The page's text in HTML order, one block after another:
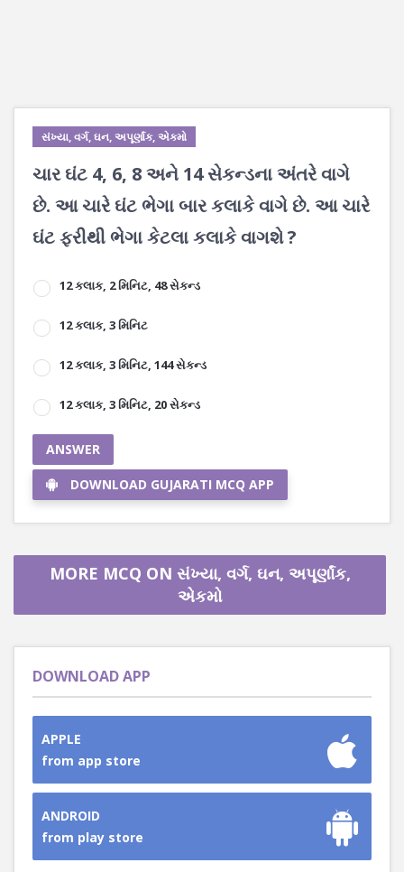
સંખ્યા, વર્ગ, ઘન, અપૂર્ણાંક, એકમો
ચાર ઘંટ 4, 6, 8 અને 14 સેકન્ડના અંતરે વાગે
છે. આ ચારે ઘંટ ભેગા બાર કલાકે વાગે છે. આ ચારે
ઘંટ ફરીથી ભેગા કેટલા કલાકે વાગશે ?
12 કલાક, 2 મિનિટ, 48 સેકન્ડ
12 કલાક, 3 મિનિટ
12 કલાક, 3 મિનિટ, 144 સેકન્ડ
12 કલાક, 3 મિનિટ, 20 સેકન્ડ
ANSWER
DOWNLOAD GUJARATI MCQ APP
MORE MCQ ON સંખ્યા, વર્ગ, ઘન, અપૂર્ણાંક,
એકમો
DOWNLOAD APP
APPLE
from app store
ANDROID
from play store